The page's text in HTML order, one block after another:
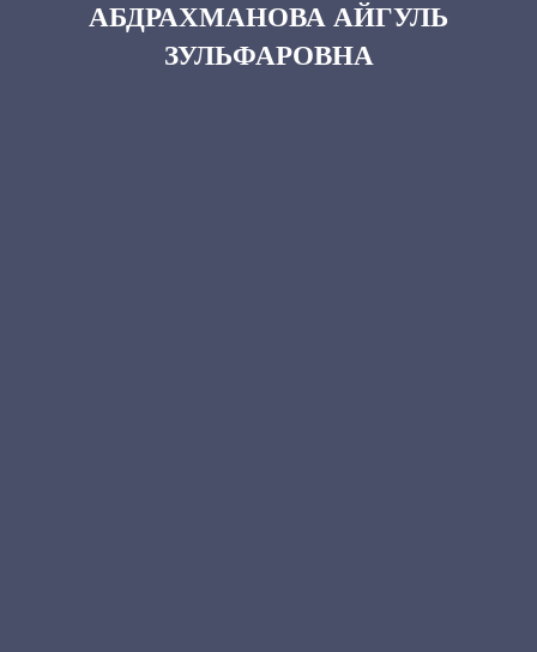
АБДРАХМАНОВА АЙГУЛЬ
ЗУЛЬФАРОВНА